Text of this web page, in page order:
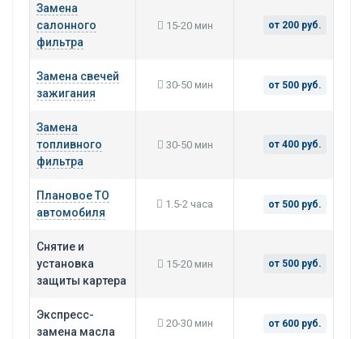
Замена
салонного
фильтра
15-20 мин от 200 руб.
Замена свечей
зажигания
30-50 мин от 500 руб.
Замена
топливного
фильтра
30-50 мин от 400 руб.
Плановое ТО
автомобиля
1.5-2 часа от 500 руб.
Снятие и
установка
защиты картера
15-20 мин от 500 руб.
Экспресс-
замена масла
20-30 мин от 600 руб.